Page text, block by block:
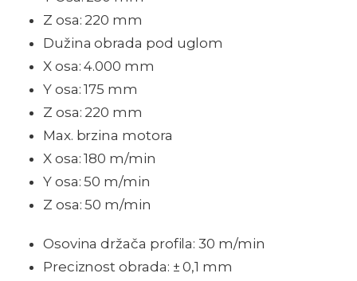
Z osa: 220 mm
Dužina obrada pod uglom
X osa: 4.000 mm
Y osa: 175 mm
Z osa: 220 mm
Max. brzina motora
X osa: 180 m/min
Y osa: 50 m/min
Z osa: 50 m/min
Osovina držača profila: 30 m/min
Preciznost obrada: ± 0,1 mm